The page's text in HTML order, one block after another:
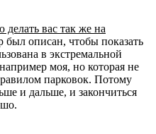
вас так же на
был описан, чтобы показать
в экстремальной
моя, но которая не
парковок. Потому
и дальше, и закончиться